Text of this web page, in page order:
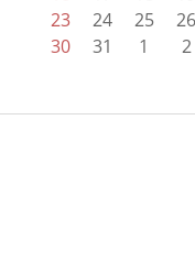
23
24 25 26
30
31 1 2